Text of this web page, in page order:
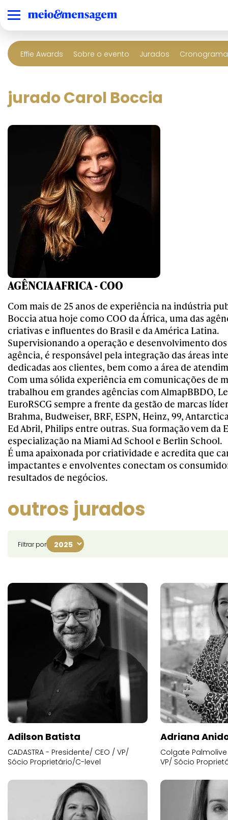
Effie Awards Sobre o evento Jurados
jurado Carol Boccia
AGÊNCIA AFRICA - COO
Com mais de 25 anos de experiência na indústria
Boccia atua hoje como COO da África, uma das
criativas e influentes do Brasil e da América Latina.
Supervisionando a operação e desenvolvimento
agência, é responsável pela integração das áreas
dedicadas aos clientes, bem como a área de
Com uma sólida experiência em comunicações de
trabalhou em grandes agências com AlmapBBDO,
EuroRSCG sempre a frente da gestão de marcas
Brahma, Budweiser, BRF, ESPN, Heinz, 99,
Ed Abril, Philips entre outras. Sua formação vem da
especialização na Miami Ad School e Berlin School.
É uma apaixonada por criatividade e acredita que
impactantes e envolventes conectam os
resultados de negócios.
outros jurados
Filtrar por
Adilson Batista
CADASTRA - Presidente/ CEO / VP/
Sócio Proprietário/C-level
Adriana
Colgate
VP/ Sócio